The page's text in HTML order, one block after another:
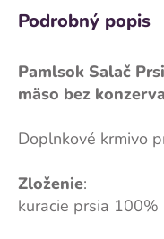
Podrobný popis
Pamlsok Salač
mäso bez
Doplnkové krmivo
Zloženie:
kuracie prsia 100%